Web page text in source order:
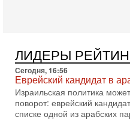
02/08/2026
Президент США Дональд
подготовленного удара по
Тегерана и других стран
1-08-2026, 17:50
«Русский голос» Израиля:
ЛИДЕРЫ
Сегодня, 16:56
Еврейский кандидат в
Израильская политика
поворот: еврейский
списке одной из арабских